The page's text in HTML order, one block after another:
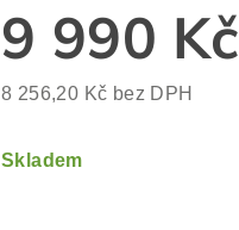
9 990 Kč
8 256,20 Kč bez DPH
cena:
Skladem